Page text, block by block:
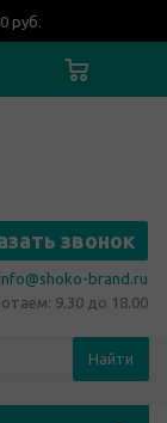
руб.
звонок
info@shoko-brand.ru
9.30 до 18.00
Найти